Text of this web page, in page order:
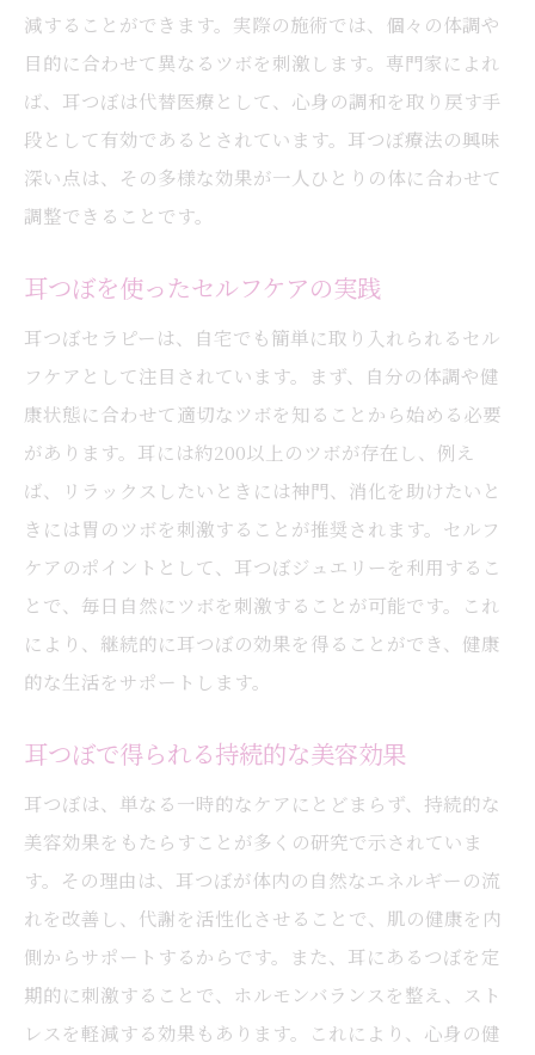
減することができます。実際の施術では、個々の体調や
目的に合わせて異なるツボを刺激します。専門家によれ
ば、耳つぼは代替医療として、心身の調和を取り戻す手
段として有効であるとされています。耳つぼ療法の興味
深い点は、その多様な効果が一人ひとりの体に合わせて
調整できることです。
耳つぼを使ったセルフケアの実践
耳つぼセラピーは、自宅でも簡単に取り入れられるセル
フケアとして注目されています。まず、自分の体調や健
康状態に合わせて適切なツボを知ることから始める必要
があります。耳には約200以上のツボが存在し、例え
ば、リラックスしたいときには神門、消化を助けたいと
きには胃のツボを刺激することが推奨されます。セルフ
ケアのポイントとして、耳つぼジュエリーを利用するこ
とで、毎日自然にツボを刺激することが可能です。これ
により、継続的に耳つぼの効果を得ることができ、健康
的な生活をサポートします。
耳つぼで得られる持続的な美容効果
耳つぼは、単なる一時的なケアにとどまらず、持続的な
美容効果をもたらすことが多くの研究で示されていま
す。その理由は、耳つぼが体内の自然なエネルギーの流
れを改善し、代謝を活性化させることで、肌の健康を内
側からサポートするからです。また、耳にあるつぼを定
期的に刺激することで、ホルモンバランスを整え、スト
レスを軽減する効果もあります。これにより、心身の健